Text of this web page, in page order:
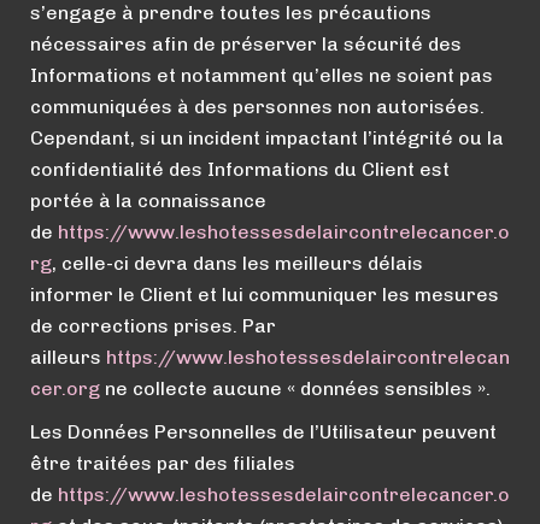
s’engage à prendre toutes les précautions
nécessaires afin de préserver la sécurité des
Informations et notamment qu’elles ne soient pas
communiquées à des personnes non autorisées.
Cependant, si un incident impactant l’intégrité ou la
confidentialité des Informations du Client est
portée à la connaissance
de https://www.leshotessesdelaircontrelecancer.o
rg, celle-ci devra dans les meilleurs délais
informer le Client et lui communiquer les mesures
de corrections prises. Par
ailleurs https://www.leshotessesdelaircontrelecan
cer.org ne collecte aucune « données sensibles ».
Les Données Personnelles de l’Utilisateur peuvent
être traitées par des filiales
de https://www.leshotessesdelaircontrelecancer.o